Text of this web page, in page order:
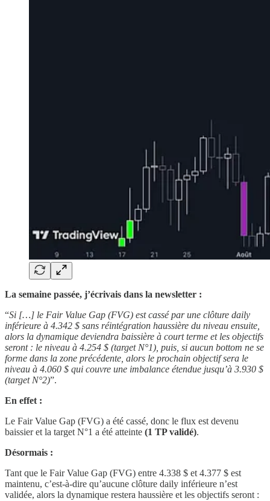
La semaine passée, j’écrivais dans la newsletter :
“Si […] le Fair Value Gap (FVG) est cassé par une clôture daily
inférieure à 4.342 $ sans réintégration haussière du niveau ensuite,
alors la dynamique deviendra baissière à court terme et les objectifs
seront : le niveau à 4.254 $ (target N°1), puis, si aucun bottom ne se
forme dans la zone précédente, alors le prochain objectif sera le
niveau à 4.060 $ qui couvre une imbalance étendue jusqu’à 3.930 $
(target N°2)”.
En effet :
Le Fair Value Gap (FVG) a été cassé, donc le flux est devenu
baissier et la target N°1 a été atteinte (1 TP validé).
Désormais :
Tant que le Fair Value Gap (FVG) entre 4.338 $ et 4.377 $ est
maintenu, c’est-à-dire qu’aucune clôture daily inférieure n’est
validée, alors la dynamique restera haussière et les objectifs seront :